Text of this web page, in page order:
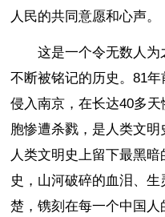
人民的共同意愿和心声。
这是一个令无数人
不断被铭记的历史。81
侵入南京，在长达40多
胞惨遭杀戮，是人类文明
人类文明史上留下最黑
史，山河破碎的血泪、
楚，镌刻在每一个中国